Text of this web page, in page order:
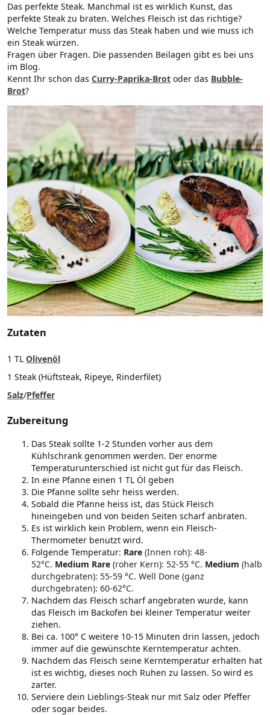
Das perfekte Steak. Manchmal ist es wirklich Kunst, das
perfekte Steak zu braten. Welches Fleisch ist das richtige?
Welche Temperatur muss das Steak haben und wie muss ich
ein Steak würzen.
Fragen über Fragen. Die passenden Beilagen gibt es bei uns
im Blog.
Kennt Ihr schon das Curry-Paprika-Brot oder das Bubble-
Brot?
Zutaten
1 TL Olivenöl
1 Steak (Hüftsteak, Ripeye, Rinderfilet)
Salz/Pfeffer
Zubereitung
Das Steak sollte 1-2 Stunden vorher aus dem
Kühlschrank genommen werden. Der enorme
Temperaturunterschied ist nicht gut für das Fleisch.
In eine Pfanne einen 1 TL Öl geben
Die Pfanne sollte sehr heiss werden.
Sobald die Pfanne heiss ist, das Stück Fleisch
hineingeben und von beiden Seiten scharf anbraten.
Es ist wirklich kein Problem, wenn ein Fleisch-
Thermometer benutzt wird.
Folgende Temperatur: Rare (Innen roh): 48-
52°C. Medium Rare (roher Kern): 52-55 °C. Medium (halb
durchgebraten): 55-59 °C. Well Done (ganz
durchgebraten): 60-62°C.
Nachdem das Fleisch scharf angebraten wurde, kann
das Fleisch im Backofen bei kleiner Temperatur weiter
ziehen.
Bei ca. 100° C weitere 10-15 Minuten drin lassen, jedoch
immer auf die gewünschte Kerntemperatur achten.
Nachdem das Fleisch seine Kerntemperatur erhalten hat
ist es wichtig, dieses noch Ruhen zu lassen. So wird es
zarter.
Serviere dein Lieblings-Steak nur mit Salz oder Pfeffer
oder sogar beides.